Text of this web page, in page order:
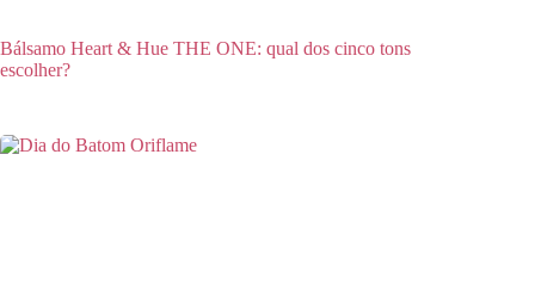
Bálsamo Heart & Hue THE ONE: qual dos cinco tons
escolher?